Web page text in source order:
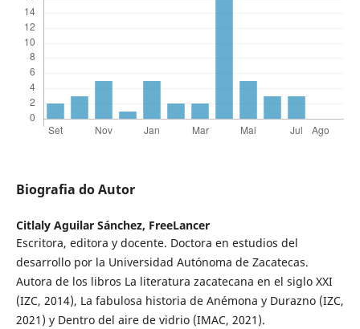
Biografia do Autor
Citlaly Aguilar Sánchez, FreeLancer
Escritora, editora y docente. Doctora en estudios del
desarrollo por la Universidad Autónoma de Zacatecas.
Autora de los libros La literatura zacatecana en el siglo XXI
(IZC, 2014), La fabulosa historia de Anémona y Durazno (IZC,
2021) y Dentro del aire de vidrio (IMAC, 2021).